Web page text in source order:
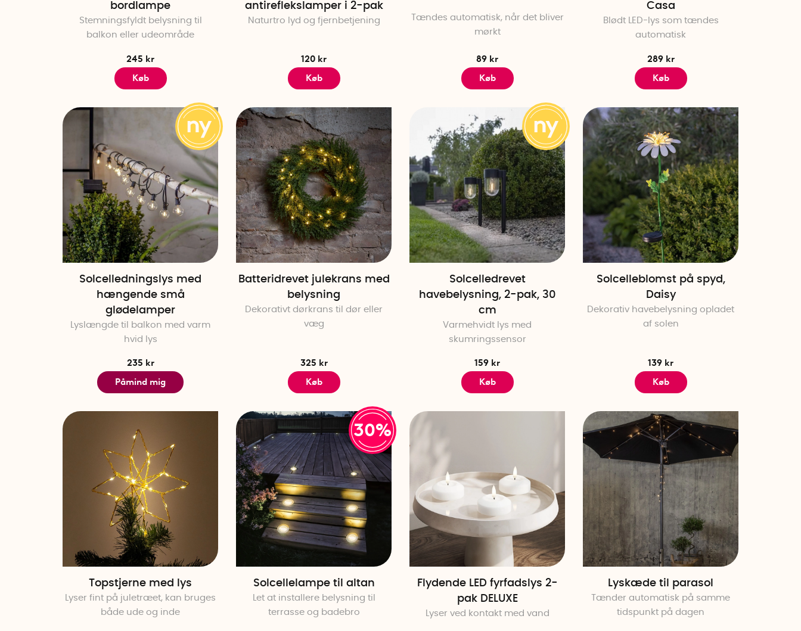
bordlampe
Stemningsfyldt belysning til
balkon eller udeområde
245 kr
Køb
antireflekslamper i 2-pak
Naturtro lyd og fjernbetjening
120 kr
Køb
Tændes automatisk, når det bliver
mørkt
89 kr
Køb
Casa
Blødt LED-lys som tændes
automatisk
289 kr
Køb
Solcelledningslys med
hængende små
glødelamper
Lyslængde til balkon med varm
hvid lys
235 kr
Påmind mig
Batteridrevet julekrans med
belysning
Dekorativt dørkrans til dør eller
væg
325 kr
Køb
Solcelledrevet
havebelysning, 2-pak, 30
cm
Varmehvidt lys med
skumringssensor
159 kr
Køb
Solcelleblomst på spyd,
Daisy
Dekorativ havebelysning opladet
af solen
139 kr
Køb
Topstjerne med lys
Lyser fint på juletræet, kan bruges
både ude og inde
30%
Solcellelampe til altan
Let at installere belysning til
terrasse og badebro
Flydende LED fyrfadslys 2-
pak DELUXE
Lyser ved kontakt med vand
Lyskæde til parasol
Tænder automatisk på samme
tidspunkt på dagen